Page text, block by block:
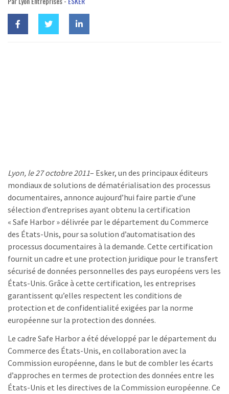
Lyon, le 27 octobre 2011– Esker, un des principaux éditeurs
mondiaux de solutions de dématérialisation des processus
documentaires, annonce aujourd’hui faire partie d’une
sélection d’entreprises ayant obtenu la certification
« Safe Harbor » délivrée par le département du Commerce
des États-Unis, pour sa solution d’automatisation des
processus documentaires à la demande. Cette certification
fournit un cadre et une protection juridique pour le transfert
sécurisé de données personnelles des pays européens vers les
États-Unis. Grâce à cette certification, les entreprises
garantissent qu’elles respectent les conditions de
protection et de confidentialité exigées par la norme
européenne sur la protection des données.
Le cadre Safe Harbor a été développé par le département du
Commerce des États-Unis, en collaboration avec la
Commission européenne, dans le but de combler les écarts
d’approches en termes de protection des données entre les
États-Unis et les directives de la Commission européenne. Ce